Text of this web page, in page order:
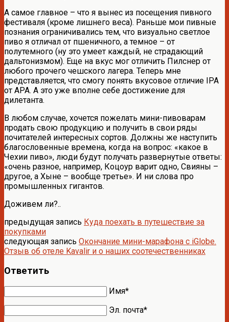
А самое главное – что я вынес из посещения пивного
фестиваля (кроме лишнего веса). Раньше мои пивные
познания ограничивались тем, что визуально светлое
пиво я отличал от пшеничного, а темное – от
полутемного (ну это умеет каждый, не страдающий
дальтонизмом). Еще на вкус мог отличить Пилснер от
любого прочего чешского лагера. Теперь мне
представляется, что смогу понять вкусовое отличие IPA
от APA. А это уже вполне себе достижение для
дилетанта.
В любом случае, хочется пожелать мини-пивоварам
продать свою продукцию и получить в свои ряды
почитателей интересных сортов. Должны же наступить
благословенные времена, когда на вопрос: «какое в
Чехии пиво», люди будут получать развернутые ответы:
«очень разное, например, Коцоур варит одно, Свияны –
другое, а Хыне – вообще третье». И ни слова про
промышленных гигантов.
Доживем ли?..
предыдущая запись Куда поехать в путешествие за
покупками
следующая запись Окончание мини-марафона с iGlobe.
Отзыв об отеле Kavalir и о наших соотечественниках
Ответить
Имя*
Эл. почта*